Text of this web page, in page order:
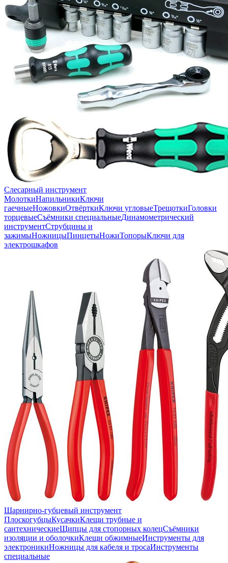
Слесарный инструмент
МолоткиНапильникиКлючи
гаечныеНожовкиОтвёрткиКлючи угловыеТрещоткиГоловки
торцевыеСъёмники специальныеДинамометрический
инструментСтрубцины и
зажимыНожницыПинцетыНожиТопорыКлючи для
электрошкафов
Шарнирно-губцевый инструмент
ПлоскогубцыКусачкиКлещи трубные и
сантехническиеЩипцы для стопорных колецСъёмники
изоляции и оболочкиКлещи обжимныеИнструменты для
электроникиНожницы для кабеля и тросаИнструменты
специальные